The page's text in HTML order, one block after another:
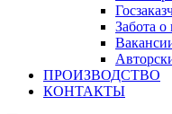
Забота о
ПРОИЗВОДСТВО
КОНТАКТЫ